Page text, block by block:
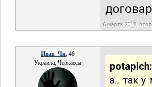
6 марта 2018,
Иван_Чк, 46
Украина, Черкассы
potapich:
а.. так